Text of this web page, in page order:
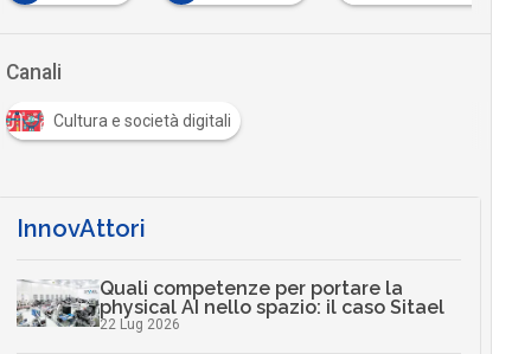
Canali
Cultura e società digitali
InnovAttori
Quali competenze per portare la
physical AI nello spazio: il caso Sitael
22 Lug 2026